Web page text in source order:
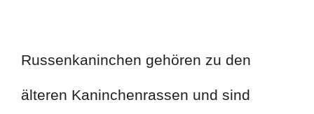
Russenkaninchen gehören zu den
älteren Kaninchenrassen und sind